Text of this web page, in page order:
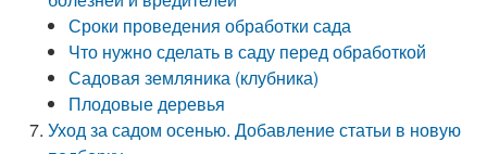
Сроки проведения обработки сада
Что нужно сделать в саду перед обработкой
Садовая земляника (клубника)
Плодовые деревья
Уход за садом осенью. Добавление статьи в новую